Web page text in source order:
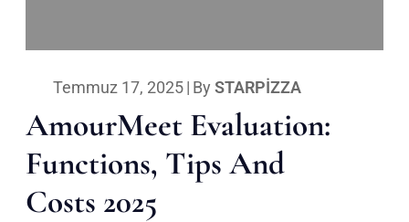
Temmuz 17, 2025| By STARPIZZA
AmourMeet Evaluation:
Functions, Tips And
Costs 2025